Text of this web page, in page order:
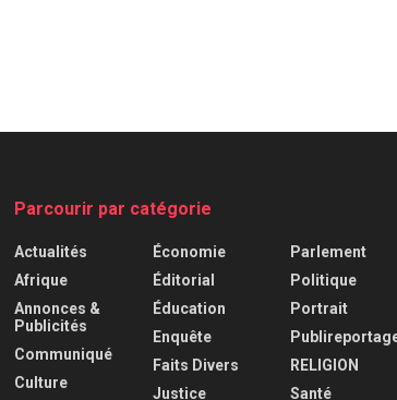
Parcourir par catégorie
Actualités
Afrique
Annonces &
Publicités
Communiqué
Culture
Économie
Éditorial
Éducation
Enquête
Faits Divers
Justice
Parlement
Politique
Portrait
RELIGION
Santé